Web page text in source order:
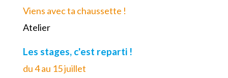
Viens avec ta chaussette !
Atelier
Les stages, c'est reparti !
du 4 au 15 juillet